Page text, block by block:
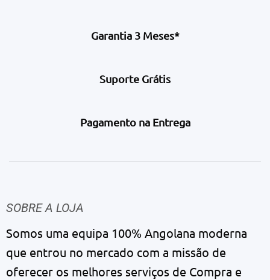
Garantia 3 Meses*
Suporte Grátis
Pagamento na Entrega
SOBRE A LOJA
Somos uma equipa 100% Angolana moderna
que entrou no mercado com a missão de
oferecer os melhores serviços de Compra e